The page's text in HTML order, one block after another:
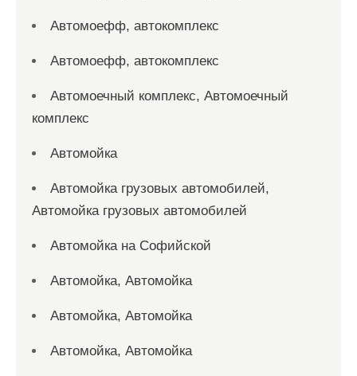
Автомоефф, автокомплекс
Автомоефф, автокомплекс
Автомоечный комплекс, Автомоечный
комплекс
Автомойка
Автомойка грузовых автомобилей,
Автомойка грузовых автомобилей
Автомойка на Софийской
Автомойка, Автомойка
Автомойка, Автомойка
Автомойка, Автомойка